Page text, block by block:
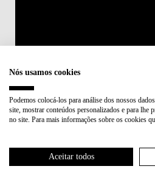
Membro de:
Nós usamos cookies
Podemos colocá-los para análise dos nossos
site, mostrar conteúdos personalizados e para lhe
no site. Para mais informações sobre os cookies
Aceitar todos